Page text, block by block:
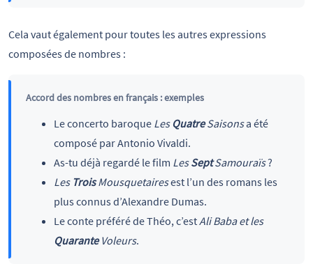
Cela vaut également pour toutes les autres expressions
composées de nombres :
Accord des nombres en français : exemples
Le concerto baroque Les QuatreSaisonsa été
composé par Antonio Vivaldi.
As-tu déjà regardé le film LesSeptSamouraïs?
Les TroisMousquetairesest l’un des romans les
plus connus d’Alexandre Dumas.
Le conte préféré de Théo, c’est Ali Baba et les
QuaranteVoleurs.